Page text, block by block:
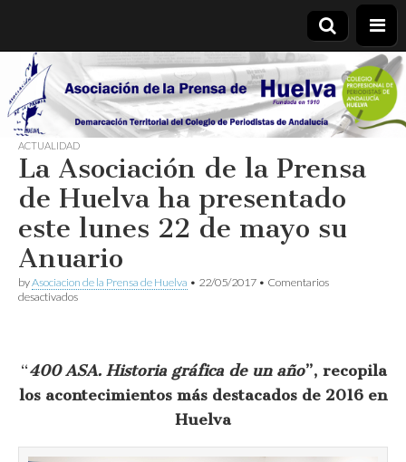
Asociación
de la
Prensa de
Huelva
ACTUALIDAD
La Asociación de la Prensa
de Huelva ha presentado
este lunes 22 de mayo su
Anuario
byAsociacion de la Prensa de Huelva • 22/05/2017 • Comentarios
desactivadosen
Prensa
Huelva
“400 ASA. Historia gráfica de un año”, recopila
los acontecimientos más destacados de 2016 en
Huelva